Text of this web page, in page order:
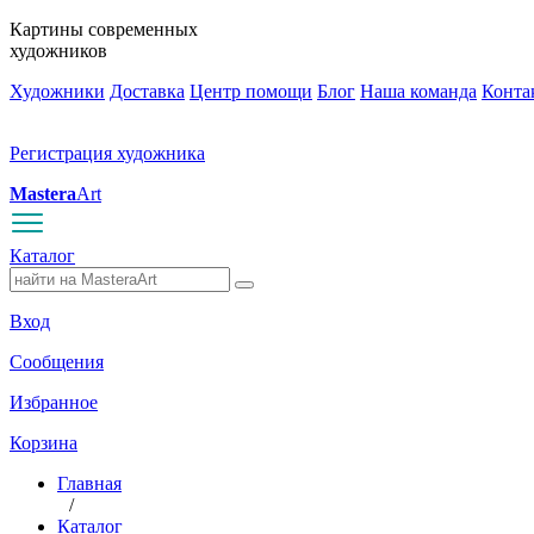
Картины современных
художников
Художники Доставка Центр помощи Блог Наша команда
Регистрация художника
MasteraArt
Каталог
Вход
Сообщения
Избранное
Корзина
Главная
/
Каталог